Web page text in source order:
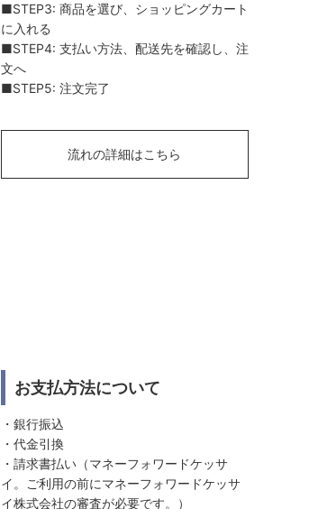
■STEP3: 商品を選び、ショッピングカート
に入れる
■STEP4: 支払い方法、配送先を確認し、注
文へ
■STEP5: 注文完了
流れの詳細はこちら
お支払方法について
・銀行振込
・代金引換
・請求書払い（マネーフォワードケッサ
イ。ご利用の前にマネーフォワードケッサ
イ株式会社の審査が必要です。）